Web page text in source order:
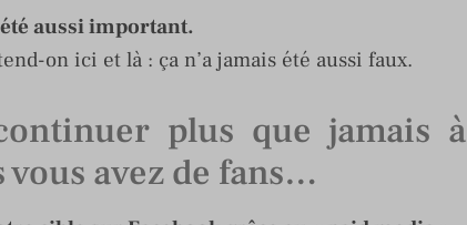
aussi important.
on ici et là : ça n’a jamais été aussi faux.
plus que jamais à
vous avez de fans…